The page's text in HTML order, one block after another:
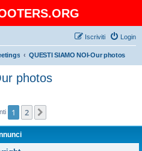
Login
Iscriviti
QUESTI SIAMO NOI-Our photos
photos
1 2